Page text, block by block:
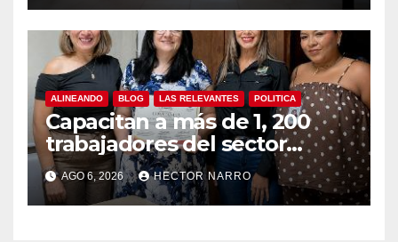
ALINEANDO BLOG LAS RELEVANTES POLITICA
Capacitan a más de 1, 200
trabajadores del sector
hotelero en derechos
humanos y respeto laboral
en Los Cabos
AGO 6, 2026 HECTOR NARRO